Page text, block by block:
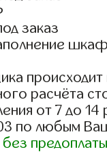
заказ
происходит
расчёта
от 7 до 14
по любым
предоплаты